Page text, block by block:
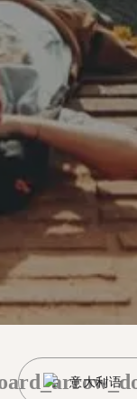
意大利语